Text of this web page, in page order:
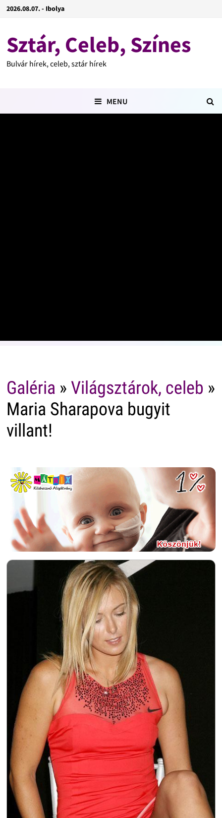
2026.08.07. - Ibolya
Sztár, Celeb, Színes
Bulvár hírek, celeb, sztár hírek
MENU
Galéria » Világsztárok, celeb »
Maria Sharapova bugyit
villant!